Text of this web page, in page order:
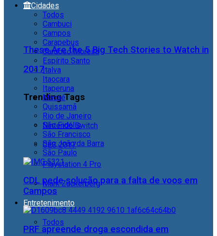
These Are the 5 Big Tech Stories to Watch in
2017
Trending Tags
Nintendo Switch
CES 2017
Playstation 4 Pro
Mark Zuckerberg
Entretenimento
Todos
Cidades
Todos
Cambuci
Campos
Carapebus
Cardoso Moreira
Espírito Santo
Italva
Itaocara
Itaperuna
Macaé
Quissamã
Rio de Janeiro
São Fidélis
São Francisco
São João da Barra
São Paulo
CDL pede solução para a falta de voos em
Campos
PRF apreende droga escondida em